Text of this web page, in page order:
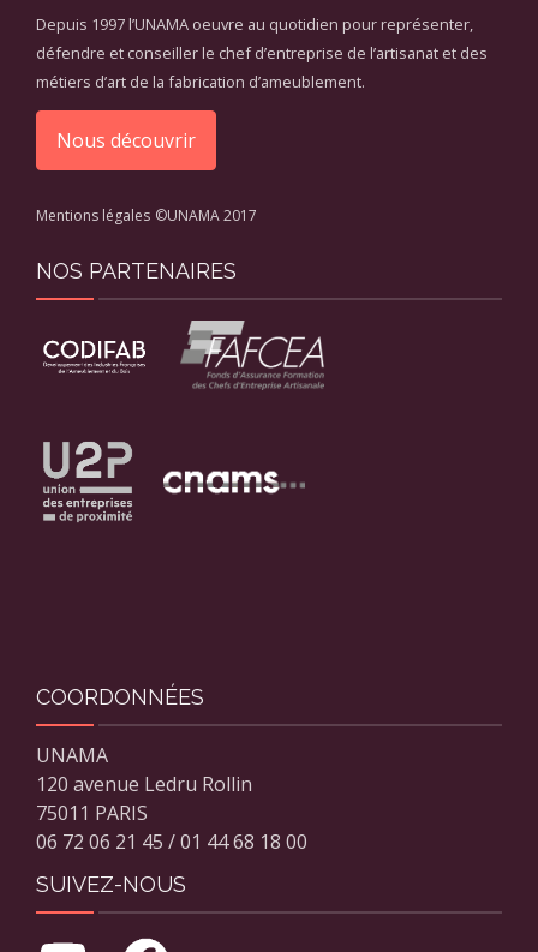
Depuis 1997 l’UNAMA oeuvre au quotidien pour représenter,
défendre et conseiller le chef d’entreprise de l’artisanat et des
métiers d’art de la fabrication d’ameublement.
Nous découvrir
Mentions légales ©UNAMA 2017
NOS PARTENAIRES
COORDONNÉES
UNAMA
120 avenue Ledru Rollin
75011 PARIS
06 72 06 21 45 / 01 44 68 18 00
SUIVEZ-NOUS